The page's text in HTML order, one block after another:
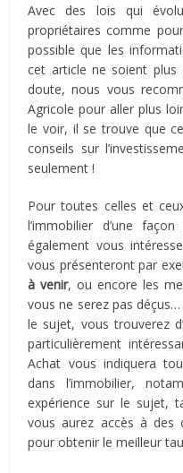
Avec des lois qui
propriétaires comme
possible que les
cet article ne soient
doute, nous vous
Agricole pour aller plus
le voir, il se trouve que
conseils sur
seulement !
Pour toutes celles et
l’immobilier d’une
également vous
vous présenteront par
à venir, ou encore les
vous ne serez pas
le sujet, vous trouverez
particulièrement
Achat vous indiquera
dans l’immobilier,
expérience sur le sujet,
vous aurez accès à des
pour obtenir le meilleur